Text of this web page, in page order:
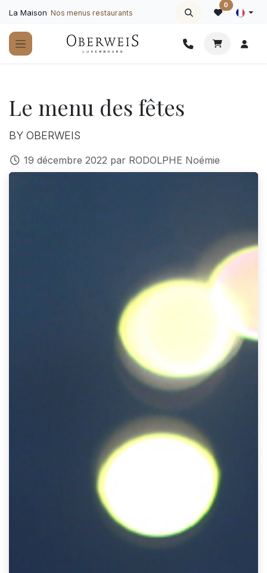
La Maison Nos menus restaurants
0
Le menu des fêtes
BY OBERWEIS
19 décembre 2022 par RODOLPHE Noémie